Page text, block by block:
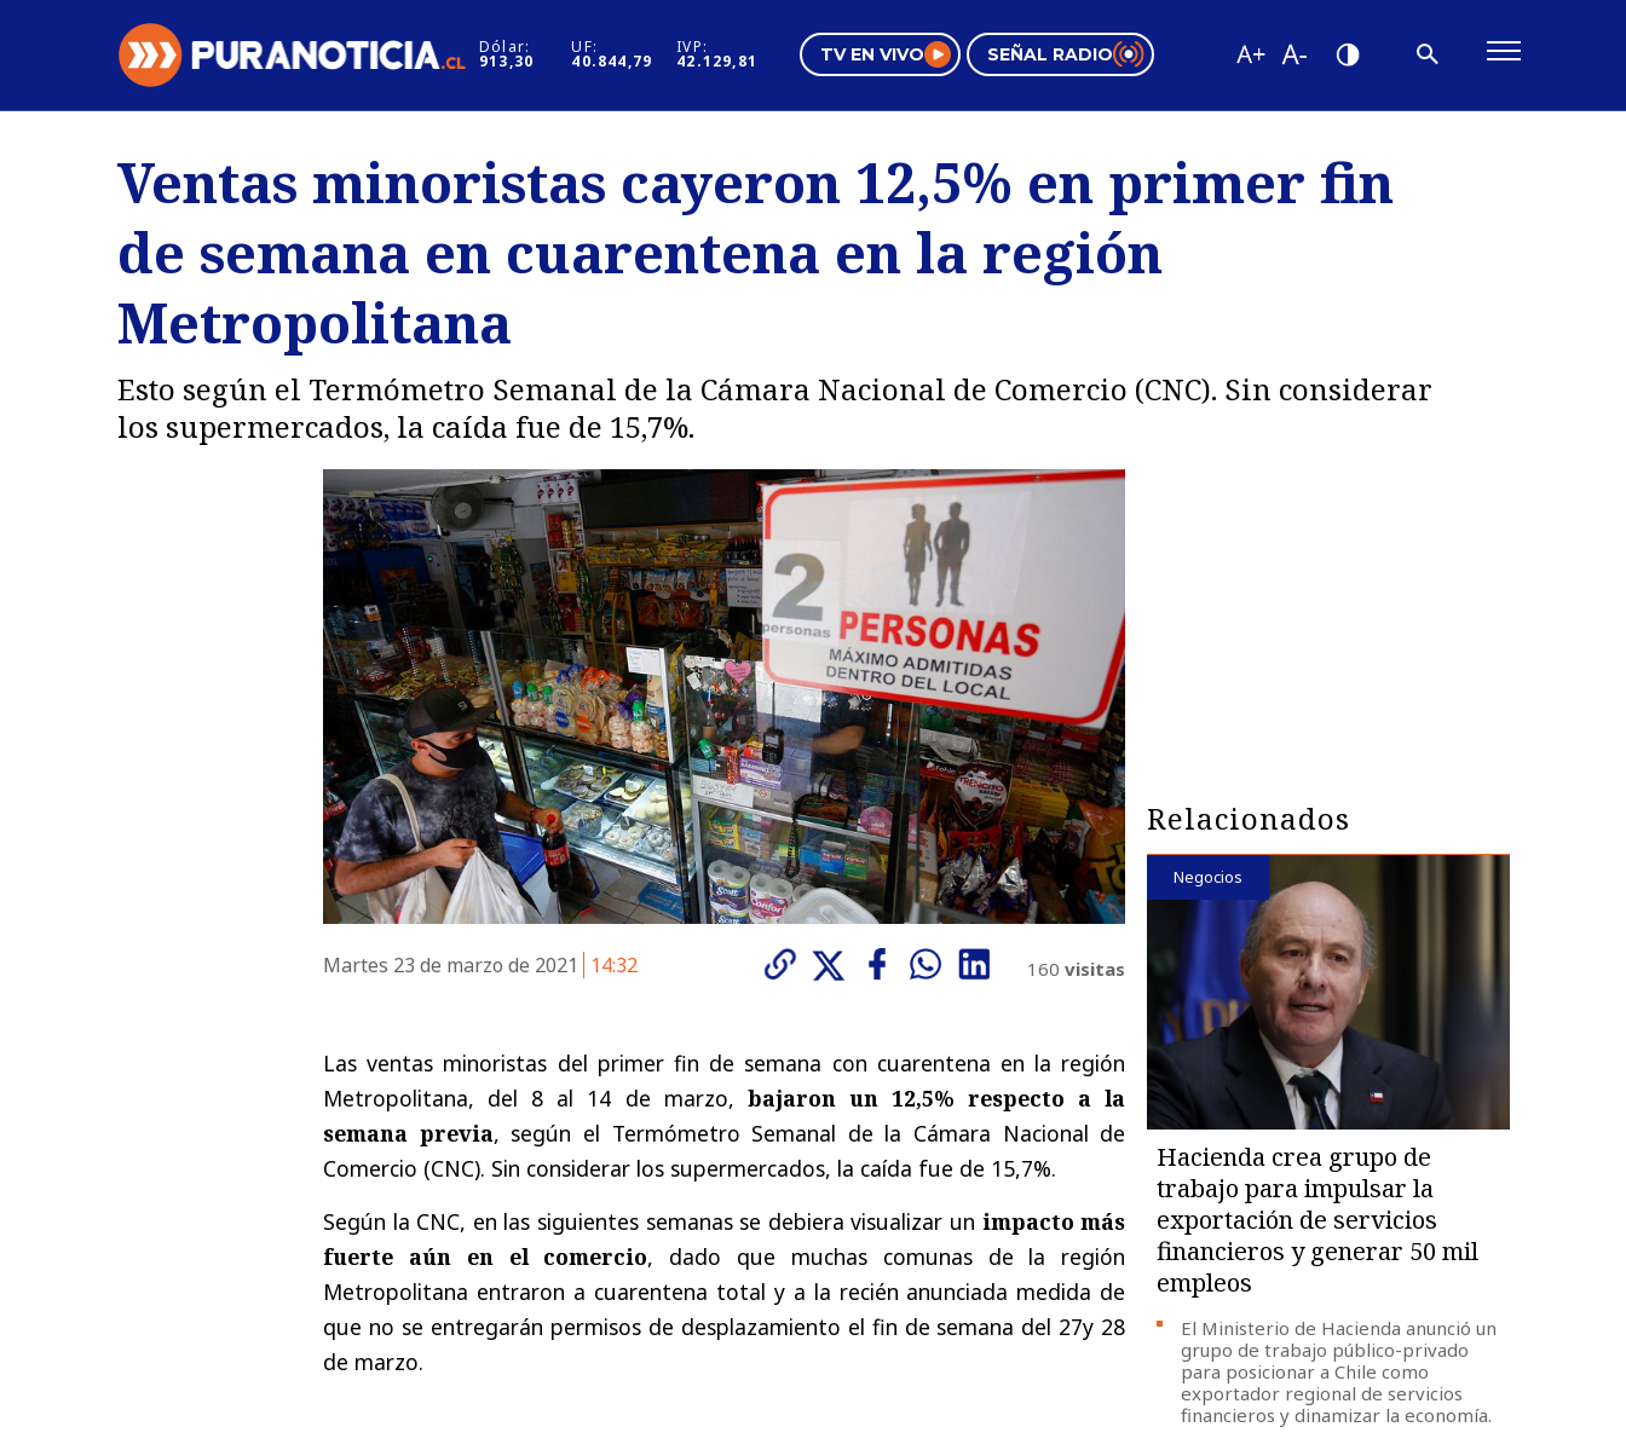
Dólar:
913,30
UF:
40.844,79
IVP:
42.129,81 TV EN VIVO SEÑAL RADIO
Regiones
Deportes
Internacional
Motores
Negocios
Pura Mujer
Tendencias
Videos
Ventas minoristas cayeron 12,5% en primer fin
de semana en cuarentena en la región
Metropolitana
Esto según el Termómetro Semanal de la Cámara Nacional de Comercio (CNC). Sin considerar
los supermercados, la caída fue de 15,7%.
Martes 23 de marzo de 2021 14:32 160 visitas
Las ventas minoristas del primer fin de semana con cuarentena en la región
Metropolitana, del 8 al 14 de marzo, bajaron un 12,5% respecto a la
semana previa, según el Termómetro Semanal de la Cámara Nacional de
Comercio (CNC). Sin considerar los supermercados, la caída fue de 15,7%.
Según la CNC, en las siguientes semanas se debiera visualizar un impacto más
fuerte aún en el comercio, dado que muchas comunas de la región
Metropolitana entraron a cuarentena total y a la recién anunciada medida de
que no se entregarán permisos de desplazamiento el fin de semana del 27y 28
de marzo.
Relacionados
Negocios
Hacienda crea grupo de
trabajo para impulsar la
exportación de servicios
financieros y generar 50 mil
empleos
El Ministerio de Hacienda anunció un
grupo de trabajo público-privado
para posicionar a Chile como
exportador regional de servicios
financieros y dinamizar la economía.